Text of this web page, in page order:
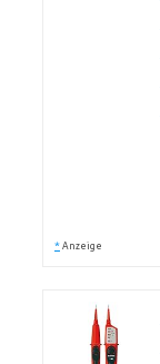
* Anzeige